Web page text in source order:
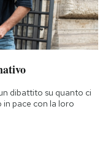
dibattito su quanto ci
in pace con la loro